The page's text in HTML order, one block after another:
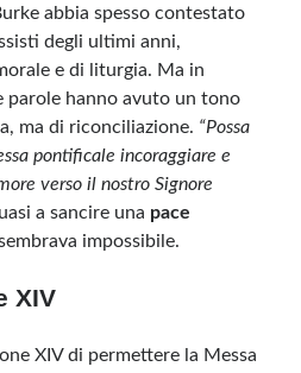
abbia spesso contestato
degli ultimi anni,
e di liturgia. Ma in
parole hanno avuto un tono
ma di riconciliazione. “Possa
pontificale incoraggiare e
verso il nostro Signore
a sancire una pace
impossibile.
XIV
XIV di permettere la Messa